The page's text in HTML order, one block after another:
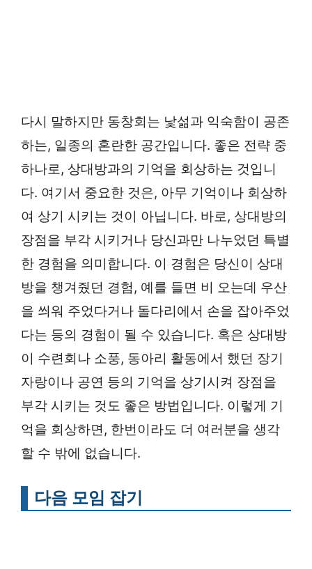
다시 말하지만 동창회는 낯섦과 익숙함이 공존
하는, 일종의 혼란한 공간입니다. 좋은 전략 중
하나로, 상대방과의 기억을 회상하는 것입니
다. 여기서 중요한 것은, 아무 기억이나 회상하
여 상기 시키는 것이 아닙니다. 바로, 상대방의
장점을 부각 시키거나 당신과만 나누었던 특별
한 경험을 의미합니다. 이 경험은 당신이 상대
방을 챙겨줬던 경험, 예를 들면 비 오는데 우산
을 씌워 주었다거나 돌다리에서 손을 잡아주었
다는 등의 경험이 될 수 있습니다. 혹은 상대방
이 수련회나 소풍, 동아리 활동에서 했던 장기
자랑이나 공연 등의 기억을 상기시켜 장점을
부각 시키는 것도 좋은 방법입니다. 이렇게 기
억을 회상하면, 한번이라도 더 여러분을 생각
할 수 밖에 없습니다.
다음 모임 잡기